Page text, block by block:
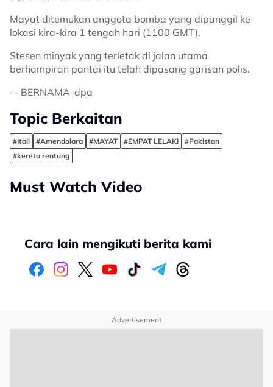
Mayat ditemukan anggota bomba yang dipanggil ke
lokasi kira-kira 1 tengah hari (1100 GMT).
Stesen minyak yang terletak di jalan utama
berhampiran pantai itu telah dipasang garisan polis.
-- BERNAMA-dpa
Topic Berkaitan
#Itali #Amendolara #MAYAT #EMPAT LELAKI
#Pakistan
#kereta rentung
Must Watch Video
Cara lain mengikuti berita kami
Advertisement